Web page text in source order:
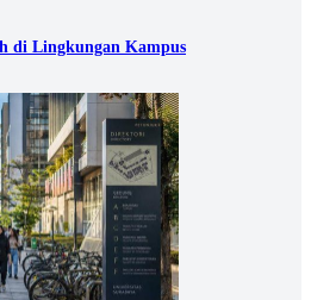
di Lingkungan Kampus